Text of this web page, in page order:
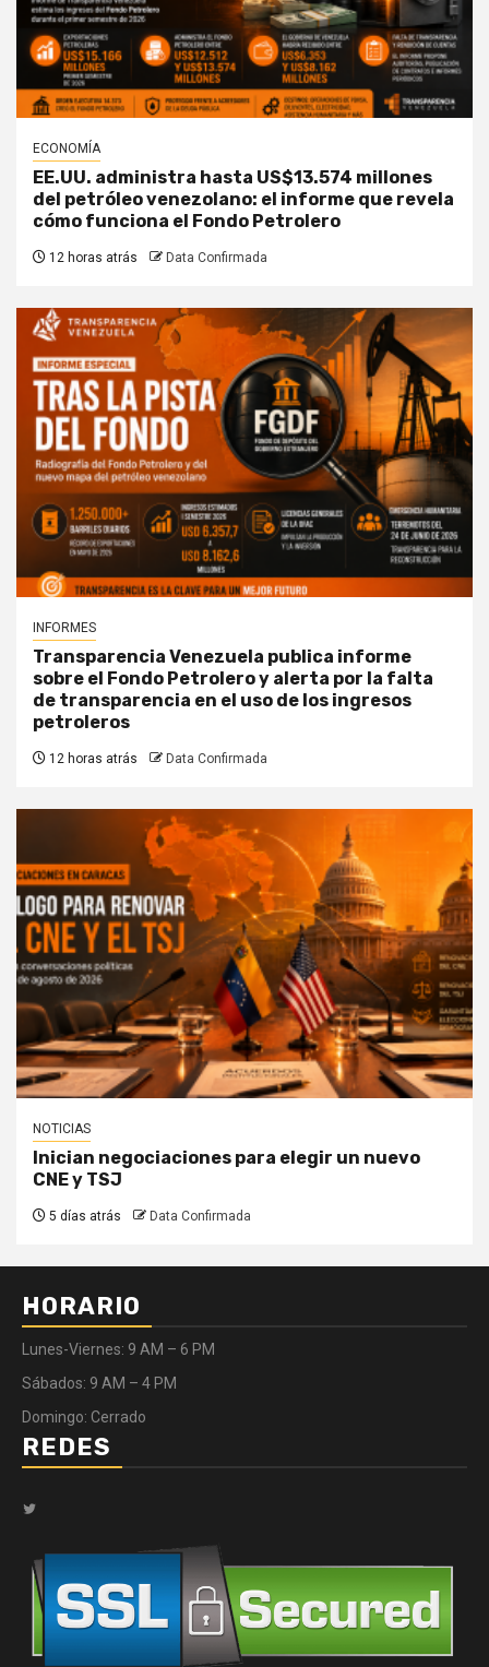
ECONOMÍA
EE.UU. administra hasta US$13.574 millones
del petróleo venezolano: el informe que revela
cómo funciona el Fondo Petrolero
12 horas atrás Data Confirmada
INFORMES
Transparencia Venezuela publica informe
sobre el Fondo Petrolero y alerta por la falta
de transparencia en el uso de los ingresos
petroleros
12 horas atrás Data Confirmada
NOTICIAS
Inician negociaciones para elegir un nuevo
CNE y TSJ
5 días atrás Data Confirmada
HORARIO
Lunes-Viernes: 9 AM – 6 PM
Sábados: 9 AM – 4 PM
Domingo: Cerrado
REDES
Twitter